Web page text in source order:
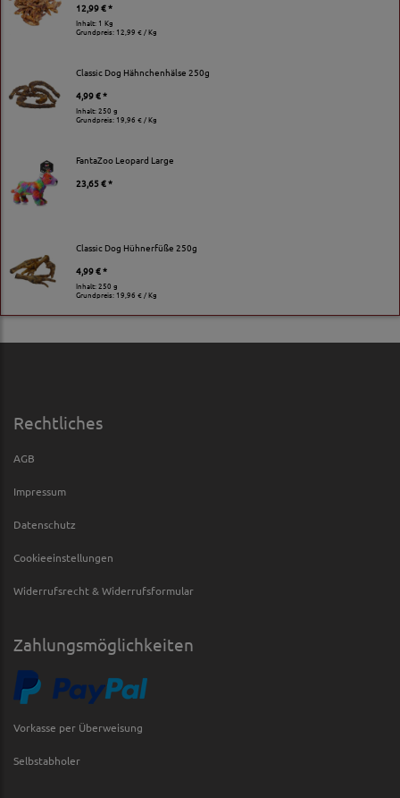
12,99 € *
Inhalt: 1 Kg
Grundpreis: 12,99 € / Kg
Classic Dog Hähnchenhälse 250g
4,99 € *
Inhalt: 250 g
Grundpreis: 19,96 € / Kg
FantaZoo Leopard Large
23,65 € *
Classic Dog Hühnerfüße 250g
4,99 € *
Inhalt: 250 g
Grundpreis: 19,96 € / Kg
Rechtliches
AGB
Impressum
Datenschutz
Cookieeinstellungen
Widerrufsrecht & Widerrufsformular
Zahlungsmöglichkeiten
Vorkasse per Überweisung
Selbstabholer